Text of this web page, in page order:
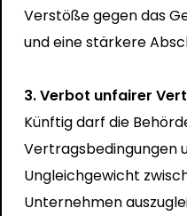
Verstöße gegen das
und eine stärkere
3. Verbot unfairer
Künftig darf die
Vertragsbedingungen
Ungleichgewicht
Unternehmen